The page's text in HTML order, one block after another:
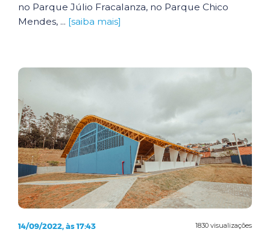
no Parque Júlio Fracalanza, no Parque Chico
Mendes, ... [saiba mais]
1830 visualizações
14/09/2022, às 17:43